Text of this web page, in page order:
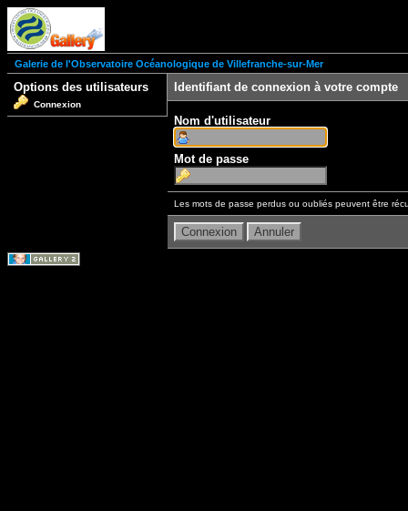
Galerie de l'Observatoire Océanologique de Villefranche-sur-Mer
Options des utilisateurs
Connexion
Identifiant de connexion à votre compte
Nom d'utilisateur
Mot de passe
Les mots de passe perdus ou oubliés peuvent être